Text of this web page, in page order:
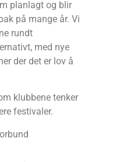
planlagt og blir
på mange år. Vi
rundt
med nye
der det er lov å
klubbene tenker
festivaler.